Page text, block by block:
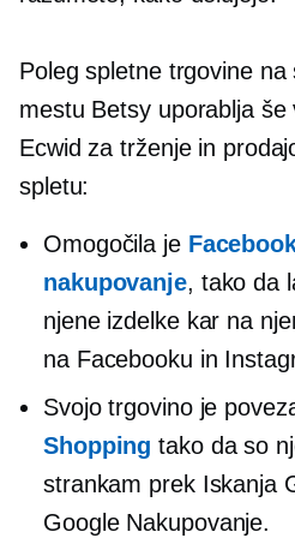
Poleg spletne trgovine
mestu Betsy uporablja še
Ecwid za trženje in
spletu:
Omogočila je
nakupovanje, tako da
njene izdelke kar na
na Facebooku in
Svojo trgovino je
Shopping tako da so
strankam prek Iskanja
Google Nakupovanje.